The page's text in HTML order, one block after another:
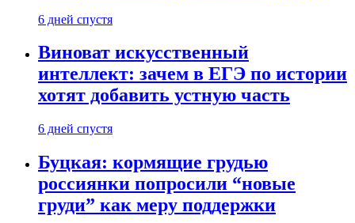
6 дней спустя
Виноват искусственный
интеллект: зачем в ЕГЭ по истории
хотят добавить устную часть
6 дней спустя
Буцкая: кормящие грудью
россиянки попросили “новые
груди” как меру поддержки